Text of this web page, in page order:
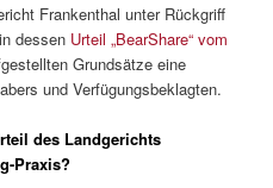
Frankenthal unter Rückgriff
in dessen Urteil „BearShare“ vom
Grundsätze eine
und Verfügungsbeklagten.
des Landgerichts
Praxis?